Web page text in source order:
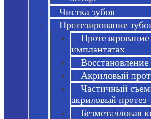
Чистка зубов
Протезирование
Протезирование
имплантатах
Восстановление
Акриловый
Частичный
акриловый протез
Безметалловая